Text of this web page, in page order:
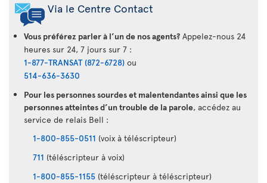
Via le Centre Contact
Vous préférez parler à l’un de nos agents? Appelez-nous 24
heures sur 24, 7 jours sur 7 :
1-877-TRANSAT (872-6728) ou
514-636-3630
Pour les personnes sourdes et malentendantes ainsi que les
personnes atteintes d’un trouble de la parole, accédez au
service de relais Bell :
1-800-855-0511 (voix à téléscripteur)
711 (téléscripteur à voix)
1-800-855-1155 (téléscripteur à téléscripteur)